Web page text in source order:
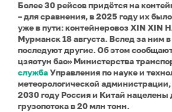
Более 30 рейсов придётся на
– для сравнения, в 2025 году их
уже в пути: контейнеровоз XIN XIN
Мурманск 18 августа. Вслед за ним
последуют другие. Об этом
цзяотун бао» Министерства
службаУправления по науке и
метеорологической администрации,
2030 году Россия и Китай нацелены
грузопотока в 20 млн тонн.